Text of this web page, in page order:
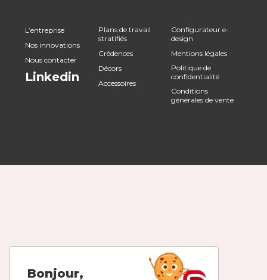
L’entreprise
Nos innovations
Nous contacter
Linkedin
Plans de travail
stratifiés
Crédences
Décors
Accessoires
Configurateur e-
design
Mentions légales
Politique de
confidentialité
Conditions
générales de vente
Bonjour,